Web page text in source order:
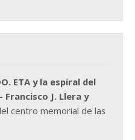
ETA y la espiral del
Francisco J. Llera y
centro memorial de las